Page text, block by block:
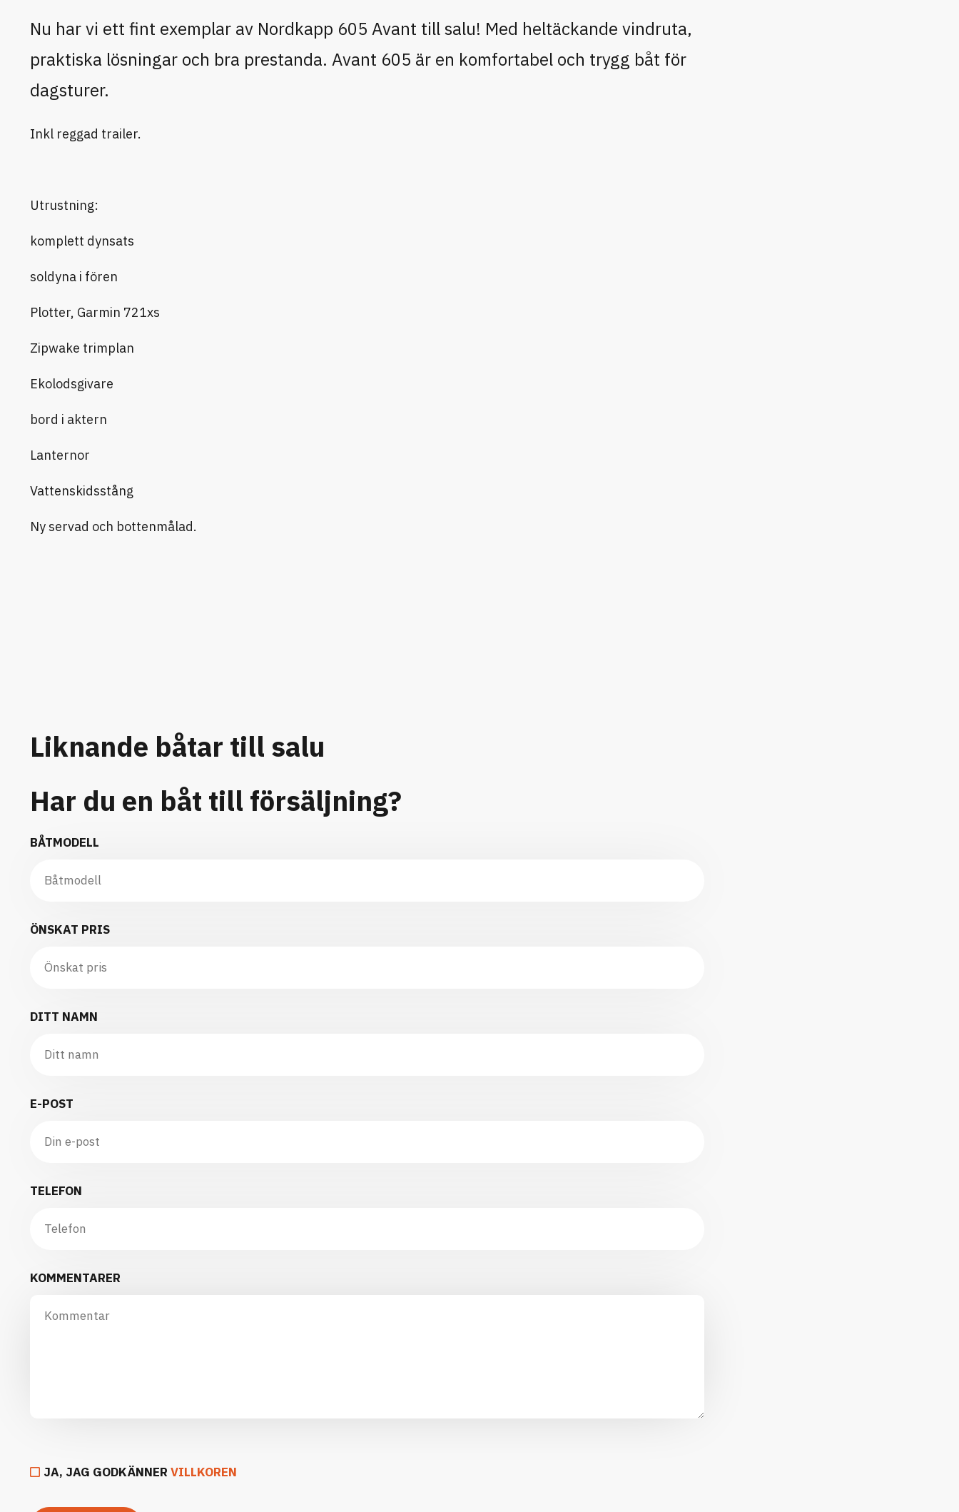
Nu har vi ett fint exemplar av Nordkapp 605 Avant till salu! Med heltäckande vindruta,
praktiska lösningar och bra prestanda. Avant 605 är en komfortabel och trygg båt för
dagsturer.
Inkl reggad trailer.
Utrustning:
komplett dynsats
soldyna i fören
Plotter, Garmin 721xs
Zipwake trimplan
Ekolodsgivare
bord i aktern
Lanternor
Vattenskidsstång
Ny servad och bottenmålad.
Liknande båtar till salu
Har du en båt till försäljning?
BÅTMODELL
ÖNSKAT PRIS
DITT NAMN
E-POST
TELEFON
KOMMENTARER
JA, JAG GODKÄNNER VILLKOREN